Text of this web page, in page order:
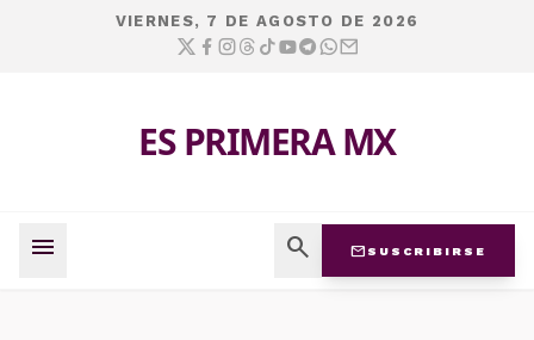
VIERNES, 7 DE AGOSTO DE 2026
ES PRIMERA MX
menu search mail SUSCRIBIRSE